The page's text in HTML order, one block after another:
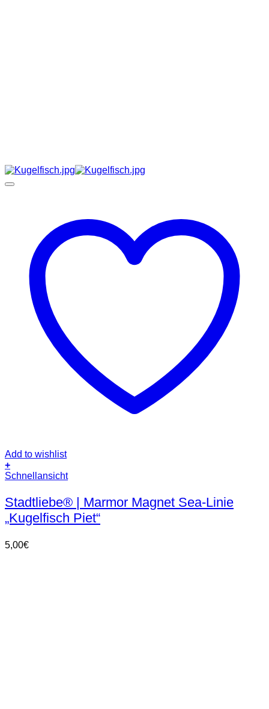
Add to wishlist
+
Schnellansicht
Stadtliebe® | Marmor Magnet Sea-Linie
„Kugelfisch Piet“
5,00€